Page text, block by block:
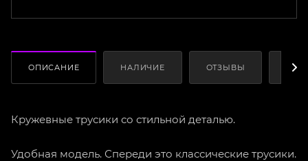
ОПИСАНИЕ НАЛИЧИЕ ОТЗЫВЫ
Кружевные трусики со стильной деталью.
Удобная модель. Спереди это классические трусики.